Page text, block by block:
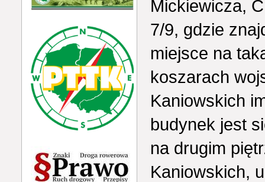
Mickiewicza,
7/9, gdzie
miejsce na
koszarach
Kaniowskich
budynek jest
na drugim
Kaniowskich,